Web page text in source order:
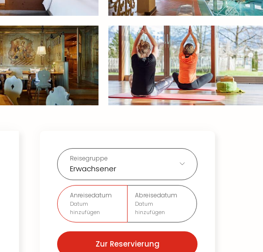
Reisegruppe
Erwachsener
Anreisedatum
Datum
hinzufügen
Abreisedatum
Datum
hinzufügen
Zur Reservierung